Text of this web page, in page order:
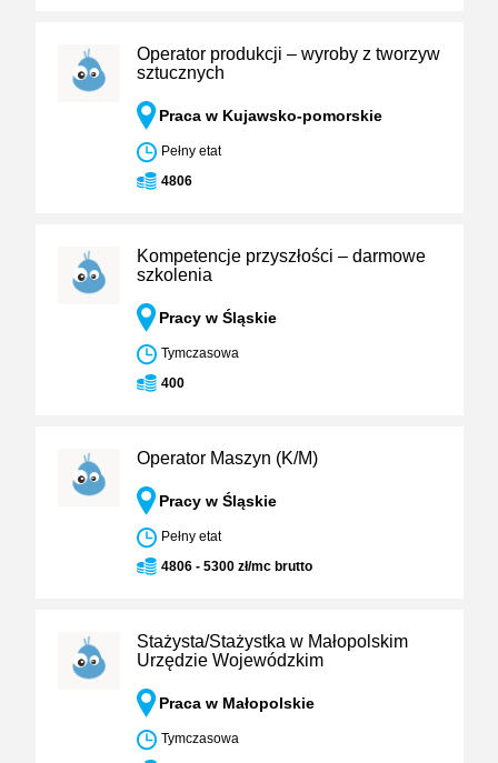
Operator produkcji – wyroby z tworzyw
sztucznych
Praca w Kujawsko-pomorskie
Pełny etat
4806
Kompetencje przyszłości – darmowe
szkolenia
Pracy w Śląskie
Tymczasowa
400
Operator Maszyn (K/M)
Pracy w Śląskie
Pełny etat
4806 - 5300 zł/mc brutto
Stażysta/Stażystka w Małopolskim
Urzędzie Wojewódzkim
Praca w Małopolskie
Tymczasowa